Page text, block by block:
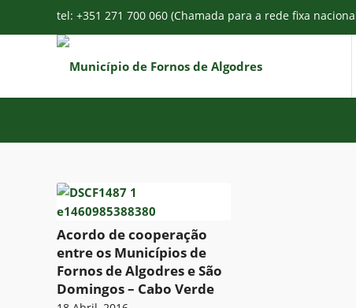
tel: +351 271 700 060 (Chamada para a rede fixa
Acordo de cooperação
entre os Municípios de
Fornos de Algodres e São
Domingos – Cabo Verde